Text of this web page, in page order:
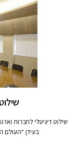
שילוט דיגיטלי לחברות
בעידן “העולם